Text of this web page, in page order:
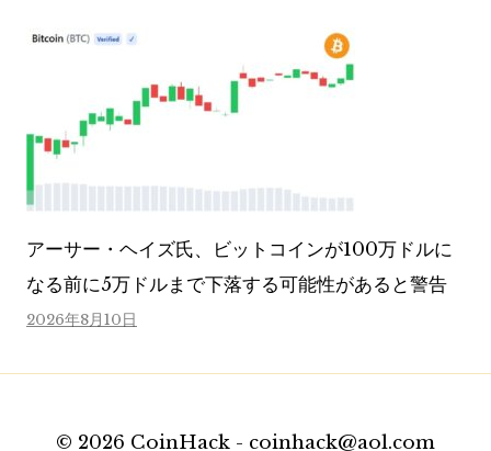
アーサー・ヘイズ氏、ビットコインが100万ドルに
なる前に5万ドルまで下落する可能性があると警告
2026年8月10日
© 2026 CoinHack - coinhack@aol.com